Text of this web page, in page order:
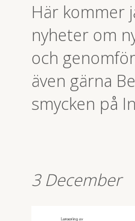
Här kommer
nyheter om
och
även gärna
smycken på
3 December